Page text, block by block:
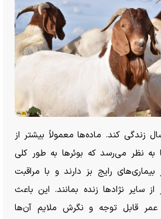
بوئر می‌تواند تا ۲۰ سال زندگی کند. ماده‌ها معمولاً بیشتر از
به نظر می‌رسد که بوئر‌ها به طور کلی
بیماری‌های رایج بز دارند و با مراقبت
سایر نژاد‌ها زنده بمانند. این باعث
قابل توجه و نگرش ملایم آن‌ها